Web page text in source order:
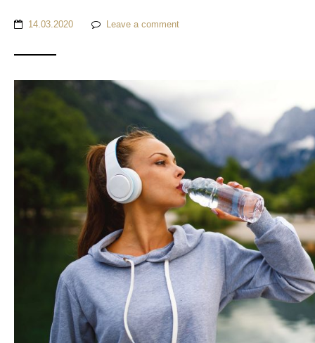
14.03.2020 Leave a comment